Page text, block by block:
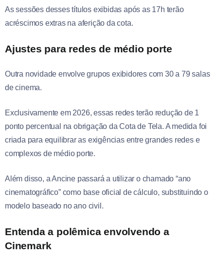
As sessões desses títulos exibidas após as 17h terão
acréscimos extras na aferição da cota.
Ajustes para redes de médio porte
Outra novidade envolve grupos exibidores com 30 a 79 salas
de cinema.
Exclusivamente em 2026, essas redes terão redução de 1
ponto percentual na obrigação da Cota de Tela. A medida foi
criada para equilibrar as exigências entre grandes redes e
complexos de médio porte.
Além disso, a Ancine passará a utilizar o chamado “ano
cinematográfico” como base oficial de cálculo, substituindo o
modelo baseado no ano civil.
Entenda a polêmica envolvendo a
Cinemark